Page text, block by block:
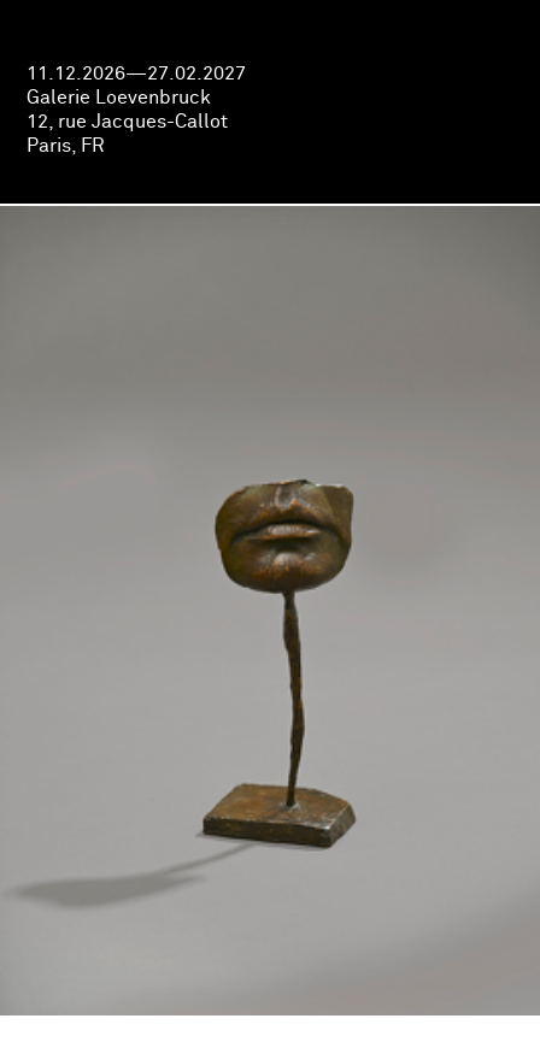
11.12.2026—27.02.2027
Galerie Loevenbruck
12, rue Jacques-Callot
Paris, FR